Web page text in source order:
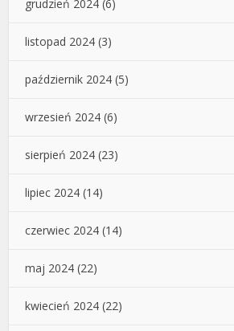
grudzień 2024 (6)
listopad 2024 (3)
październik 2024 (5)
wrzesień 2024 (6)
sierpień 2024 (23)
lipiec 2024 (14)
czerwiec 2024 (14)
maj 2024 (22)
kwiecień 2024 (22)